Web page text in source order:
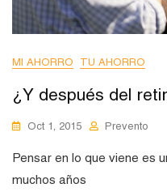
MI AHORRO TU AHORRO
¿Y después del
Oct 1, 2015 Prevento
Pensar en lo que viene es
muchos años